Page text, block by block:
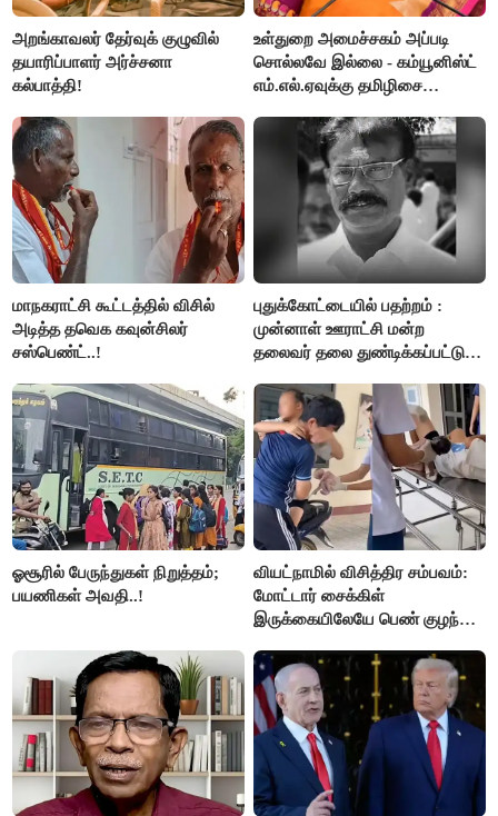
அறங்காவலர் தேர்வுக் குழுவில்
தயாரிப்பாளர் அர்ச்சனா
கல்பாத்தி!
உள்துறை அமைச்சகம் அப்படி
சொல்லவே இல்லை - கம்யூனிஸ்ட்
எம்.எல்.ஏவுக்கு தமிழிசை
மாநகராட்சி கூட்டத்தில் விசில்
அடித்த தவெக கவுன்சிலர்
சஸ்பெண்ட்..!
புதுக்கோட்டையில் பதற்றம் :
முன்னாள் ஊராட்சி மன்ற
தலைவர் தலை துண்டிக்கப்பட்டு
ஓசூரில் பேருந்துகள் நிறுத்தம்;
பயணிகள் அவதி..!
வியட்நாமில் விசித்திர சம்பவம்:
மோட்டார் சைக்கிள்
இருக்கையிலேயே பெண் குழந்தை